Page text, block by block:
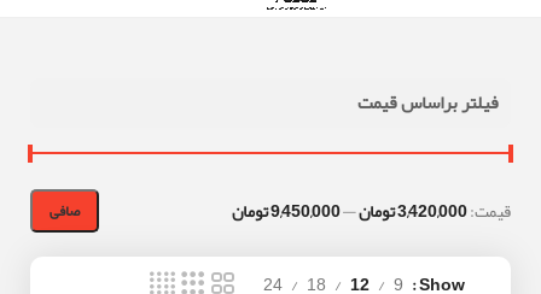
فیلتر براساس قیمت
صافی قيمت:3,420,000 تومان —9,450,000 تومان
Show
9
12
18
24